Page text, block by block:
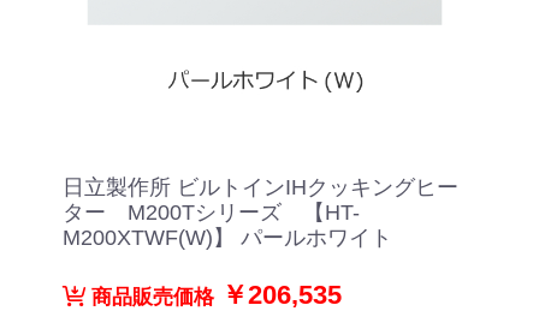
日立製作所 ビルトインIHクッキングヒー
ター M200Tシリーズ 【HT-
M200XTWF(W)】 パールホワイト
商品販売価格￥206,535